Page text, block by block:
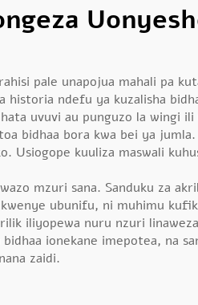
pale unapojua mahali pa
ndefu ya kuzalisha
uvuvi au punguzo la wingi
bidhaa bora kwa bei ya
Usiogope kuuliza maswali
mzuri sana. Sanduku za
ubunifu, ni muhimu
iliyopewa nuru nzuri
ionekane imepotea, na
zaidi.